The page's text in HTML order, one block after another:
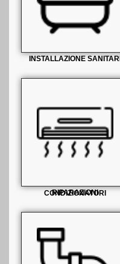
INSTALLAZIONE SANITARI
RIPARAZIONI CONDIZIONATORI